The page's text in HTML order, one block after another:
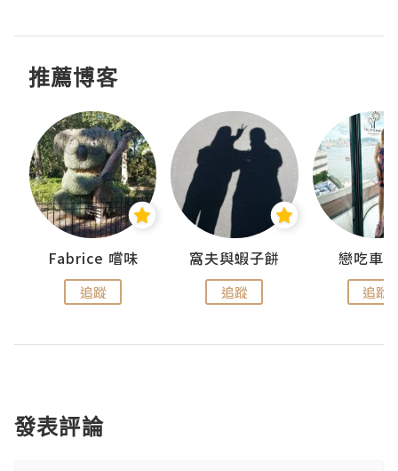
推薦博客
Fabrice 嚐味
追蹤
窩夫與蝦子餅
追蹤
戀吃車
追蹤
發表評論